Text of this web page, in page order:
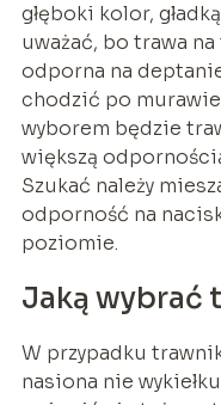
głęboki kolor,
uważać, bo trawa
odporna na
chodzić po
wyborem będzie
większą
Szukać należy
odporność na
poziomie.
Jaką wybrać
W przypadku
nasiona nie